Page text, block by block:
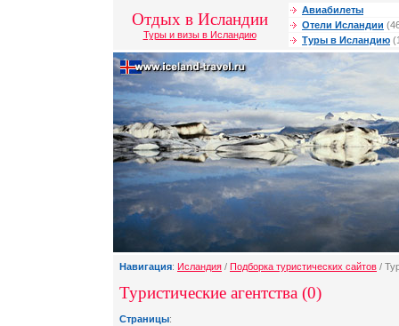
Отдых в Исландии
Туры и визы в Исландию
Авиабилеты
Отели Исландии
Туры в Исландию
Навигация: Исландия / Подборка туристических сайтов /
Туристические агентства (0)
Страницы: